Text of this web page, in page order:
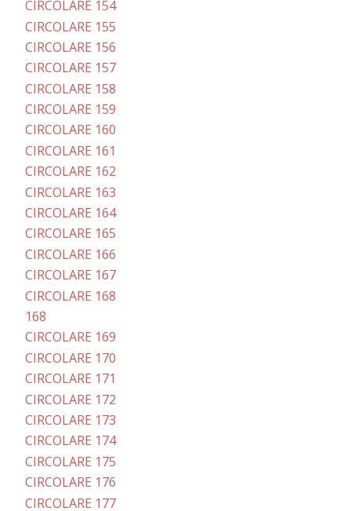
CIRCOLARE 154
CIRCOLARE 155
CIRCOLARE 156
CIRCOLARE 157
CIRCOLARE 158
CIRCOLARE 159
CIRCOLARE 160
CIRCOLARE 161
CIRCOLARE 162
CIRCOLARE 163
CIRCOLARE 164
CIRCOLARE 165
CIRCOLARE 166
CIRCOLARE 167
CIRCOLARE 168
168
CIRCOLARE 169
CIRCOLARE 170
CIRCOLARE 171
CIRCOLARE 172
CIRCOLARE 173
CIRCOLARE 174
CIRCOLARE 175
CIRCOLARE 176
CIRCOLARE 177